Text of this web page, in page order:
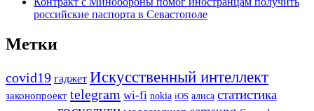
российские паспорта в Севастополе
Метки
covid19 гаджет Искусственный интеллект
законопроект telegram wi-fi nokia iOS алиса статистика